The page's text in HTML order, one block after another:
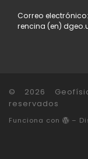
Correo electrónico:
rencina (en)
© 2026
reservados
Funciona con –